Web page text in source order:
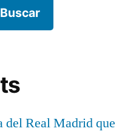
Buscar
del Real Madrid que